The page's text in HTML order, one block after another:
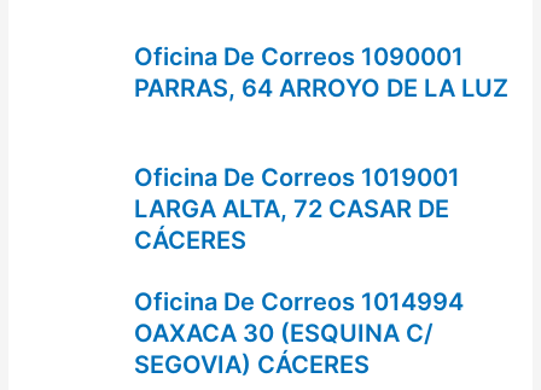
Oficina De Correos 1090001
PARRAS, 64 ARROYO DE LA LUZ
Oficina De Correos 1019001
LARGA ALTA, 72 CASAR DE
CÁCERES
Oficina De Correos 1014994
OAXACA 30 (ESQUINA C/
SEGOVIA) CÁCERES